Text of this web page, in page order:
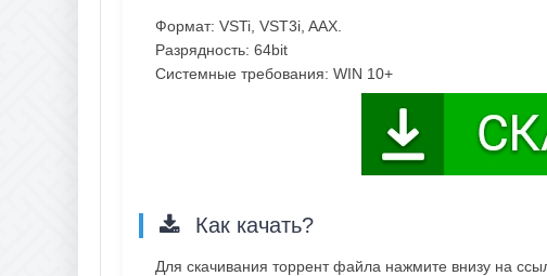
Формат: VSTi, VST3i, AAX.
Разрядность: 64bit
Системные требования: WIN 10+
Как качать?
Для скачивания торрент файла нажмите внизу на